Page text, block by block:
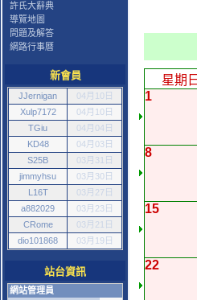
許氏大辭典
導覽地圖
問題及解答
網路行事曆
新會員
JJernigan
04月10日
Xulp7172
04月10日
TGiu
04月04日
KD48
04月03日
S25B
03月31日
jimmyhsu
03月30日
L16T
03月27日
a882029
03月23日
CRome
03月21日
dio101868
03月19日
站台資訊
網站管理員
星期日
1
8
15
22